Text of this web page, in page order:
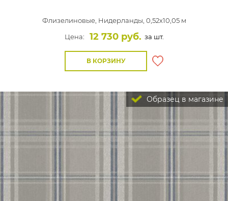
Флизелиновые, Нидерланды, 0,52x10,05 м
Цена:
12 730 руб. за шт.
В КОРЗИНУ
Образец в магазине